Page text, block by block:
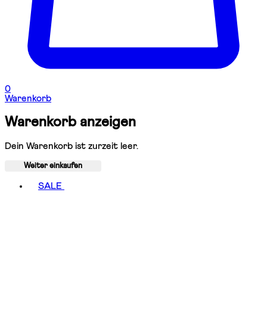
0
Warenkorb
Warenkorb anzeigen
Dein Warenkorb ist zurzeit leer.
Weiter einkaufen
SALE